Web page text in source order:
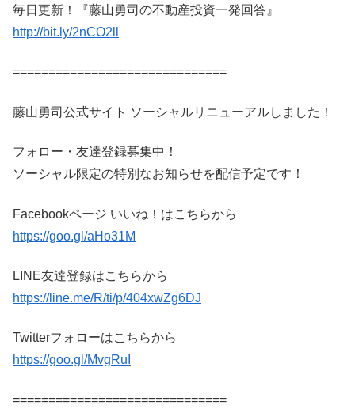
毎日更新！『藤山勇司の不動産投資一発回答』
http://bit.ly/2nCO2ll
==============================
藤山勇司公式サイト ソーシャルリニューアルしました！
フォロー・友達登録募集中！
ソーシャル限定の特別なお知らせを配信予定です！
Facebookページ いいね！はこちらから
https://goo.gl/aHo31M
LINE友達登録はこちらから
https://line.me/R/ti/p/404xwZg6DJ
Twitterフォローはこちらから
https://goo.gl/MvgRuI
==============================